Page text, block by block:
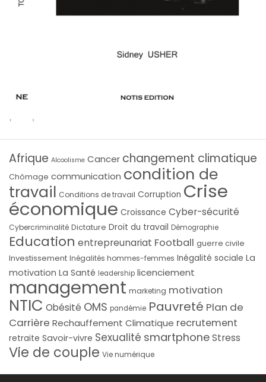
Afrique Alcoolisme Cancer changement climatique
Chômage communication condition de
travail Conditions de travail Corruption Crise
économique Croissance Cyber-sécurité
Cybercriminalité Dictature Droit du travail Démographie
Education entrepreunariat Football guerre civile
Investissement Inégalités hommes-femmes Inégalité sociale La
motivation La Santé leadership licenciement
management marketing motivation
NTIC Obésité OMS pandémie Pauvreté Plan de
Carrière Rechauffement Climatique recrutement
retraite Savoir-vivre Sexualité smartphoneStress
Vie de couple Vie numérique